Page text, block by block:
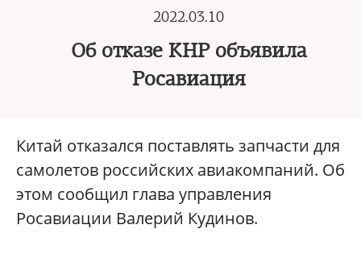
2022.03.10
Об отказе КНР объявила
Росавиация
Китай отказался поставлять запчасти для
самолетов российских авиакомпаний. Об
этом сообщил глава управления
Росавиации Валерий Кудинов.